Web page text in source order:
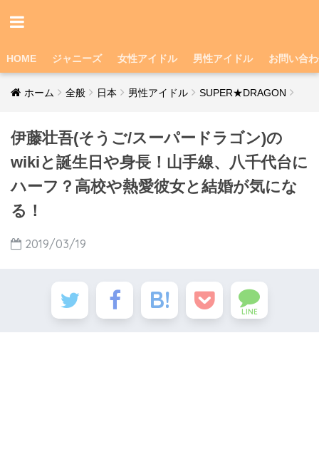
HOME ジャニーズ 女性アイドル 男性アイドル お問い合
ホーム 全般 日本 男性アイドル SUPER★DRAGON
伊藤壮吾(そうご/スーパードラゴン)の
wikiと誕生日や身長！山手線、八千代台に
ハーフ？高校や熱愛彼女と結婚が気にな
る！
2019/03/19
LINE